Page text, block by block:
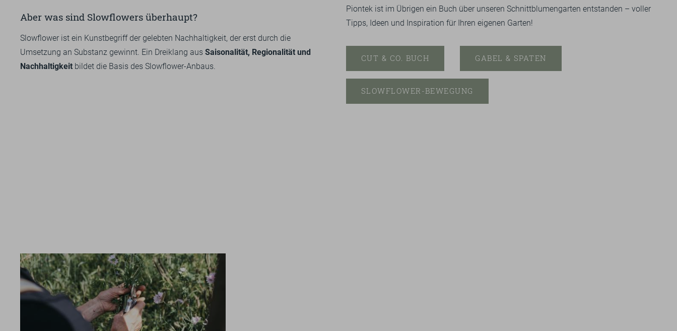
Aber was sind Slowflowers überhaupt?
Slowflower ist ein Kunstbegriff der gelebten Nachhaltigkeit, der erst durch die
Umsetzung an Substanz gewinnt. Ein Dreiklang aus Saisonalität, Regionalität und
Nachhaltigkeit bildet die Basis des Slowflower-Anbaus.
Piontek ist im Übrigen ein Buch über unseren Schnittblumengarten entstanden – voller
Tipps, Ideen und Inspiration für Ihren eigenen Garten!
CUT & CO. BUCH GABEL & SPATEN
SLOWFLOWER-BEWEGUNG